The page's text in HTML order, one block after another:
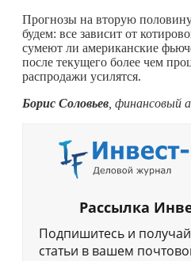
Прогнозы на вторую половину
будем: все зависит от
сумеют ли американские
после текущего более чем
распродажи усилятся.
Борис Соловьев , финансовый
Рассылка
Подпишитесь и
статьи в вашем